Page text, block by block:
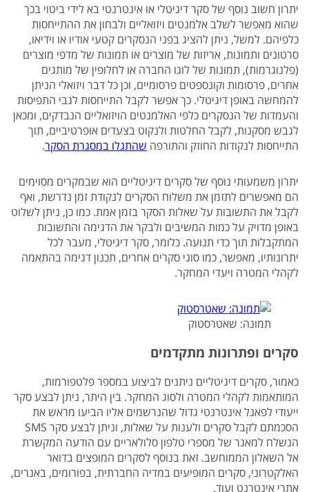
יתרון חשוב נוסף של סקר דיגיטלי או אינטרנטי בא לידי ביטוי בכך
שהוא מאפשר לשלב אלמנטים ויזואליים ולבחון את ההתייחסות
כלפיהם. למשל, ניתן להציג בפני הנסקרים קטעי אודיו או וידיאו,
סרטונים ותמונות, אריזות של מוצרים או תמונות של מדפי מוצרים
(פלנוגרמות), תמונות של לוגו החברה או לחלופין של מותגים
אחרים, פרסומות וקונספטים פרסומיים, וכן כל דבר ויזואלי הניתן
להמחשה באופן דיגיטלי. כך אפשר לקבל התייחסות לגבי התפיסות
והעמדות של הנסקרים כלפי האלמנטים הויזואליים הנבדקים, ומכאן
לגבש מסקנות, לקבל החלטות ולנקוט בצעדים אופרטיביים, תוך
התייחסות לנקודות החוזק והתורפה שהתגלו במסגרת הסקר.
יתרון משמעותי נוסף של סקרים דיגיטליים הוא שבמקרים מסוימים
הם מאפשרים לתזמן את משלוח הסקרים לנקודת זמן נדרשת, ואף
לקבל את התשובות על שאלות הסקר בזמן אמת. כמו כן, ניתן לשלוט
באופן מדויק על כמות המשיבים ולבקר את הדגימה והתשובות
המתקבלות תוך כדי תנועה. כלומר, סקר דיגיטלי, מעבר לכל
יתרונותיו, מאפשר, כמו סוגי סקרים אחרים, תכנון דגימה בהתאמה
לקהלי המטרה ויעדי המחקר.
תמונה: שאטרסטוק
סקרים ופתרונות מתקדמים
כאמור, סקרים דיגיטליים ניתנים לביצוע במספר פלטפורמות,
המותאמות לקהלי המטרה ולסוג המחקר. בין היתר, ניתן לבצע סקר
ייעודי לפאנל אינטרנטי גדול שהנרשמים אליו הביעו מראש את
הסכמתם לקבל סקרים ולענות על שאלות, וניתן לבצע סקר SMS
הנשלח למאגר של מספרי טלפון סלולאריים עם הודעה המקשרת
אל השאלון הממוחשב. זאת בנוסף לסקרים המופצים בדואר
האלקטרוני, סקרים המופיעים במדיה החברתית, בפורומים, באנרים,
אתרי אינטרנט ועוד.